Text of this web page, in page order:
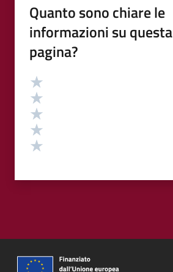
Quanto sono chiare le
informazioni su questa
pagina?
Valutazione